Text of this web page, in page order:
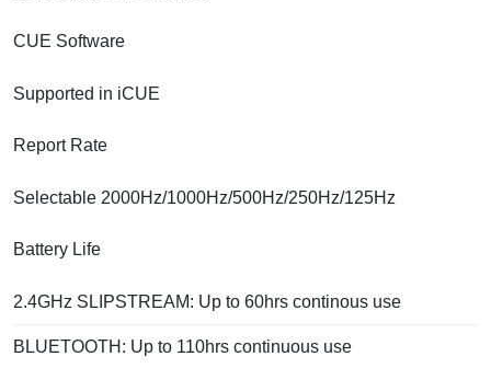
CUE Software
Supported in iCUE
Report Rate
Selectable 2000Hz/1000Hz/500Hz/250Hz/125Hz
Battery Life
2.4GHz SLIPSTREAM: Up to 60hrs continous use
BLUETOOTH: Up to 110hrs continuous use